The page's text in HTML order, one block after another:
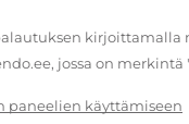
kirjoittamalla
jossa on merkintä
paneelien käyttämiseen